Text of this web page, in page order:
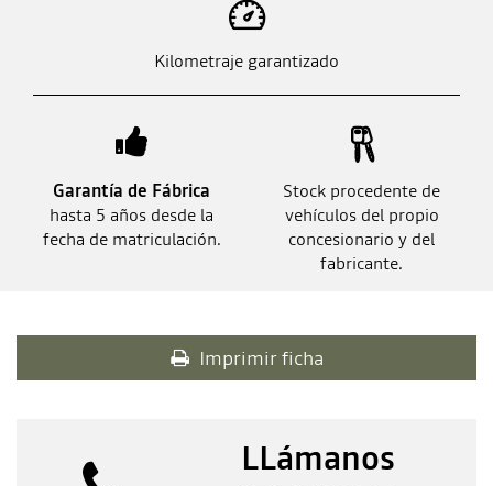
Kilometraje garantizado
Garantía de Fábrica
hasta 5 años desde la
fecha de matriculación.
Stock procedente de
vehículos del propio
concesionario y del
fabricante.
Imprimir ficha
LLámanos